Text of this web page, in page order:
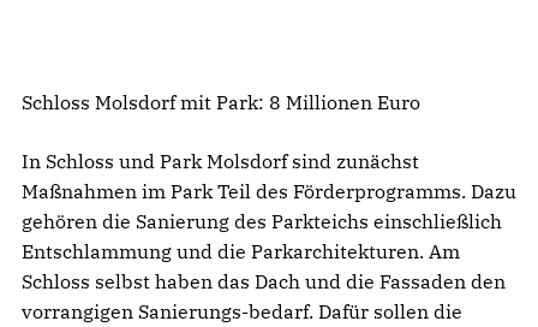
Schloss Molsdorf mit Park: 8 Millionen Euro
In Schloss und Park Molsdorf sind zunächst
Maßnahmen im Park Teil des Förderprogramms. Dazu
gehören die Sanierung des Parkteichs einschließlich
Entschlammung und die Parkarchitekturen. Am
Schloss selbst haben das Dach und die Fassaden den
vorrangigen Sanierungs-bedarf. Dafür sollen die